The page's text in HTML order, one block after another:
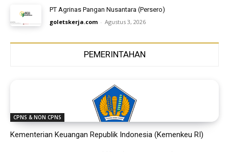
PT Agrinas Pangan Nusantara (Persero)
goletskerja.com - Agustus 3, 2026
PEMERINTAHAN
CPNS & NON CPNS
Kementerian Keuangan Republik Indonesia (Kemenkeu RI)